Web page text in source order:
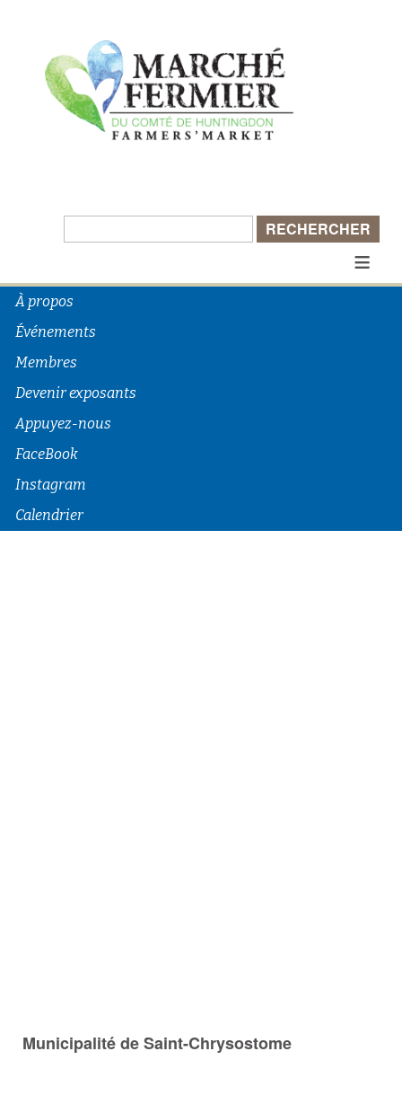
Rechercher :
≡
À propos
Événements
Membres
Devenir exposants
Appuyez-nous
FaceBook
Instagram
Calendrier
Municipalité de Saint-Chrysostome